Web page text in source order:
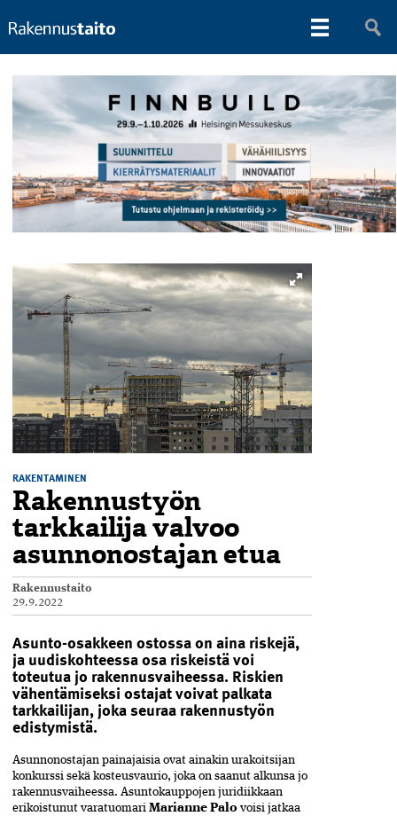
RAKENTAMINEN
Rakennustyön
tarkkailija valvoo
asunnonostajan etua
Rakennustaito
29.9.2022
Asunto-osakkeen ostossa on aina riskejä,
ja uudiskohteessa osa riskeistä voi
toteutua jo rakennusvaiheessa. Riskien
vähentämiseksi ostajat voivat palkata
tarkkailijan, joka seuraa rakennustyön
edistymistä.
Asunnonostajan painajaisia ovat ainakin urakoitsijan
konkurssi sekä kosteusvaurio, joka on saanut alkunsa jo
rakennusvaiheessa. Asuntokauppojen juridiikkaan
erikoistunut varatuomari Marianne Palo voisi jatkaa